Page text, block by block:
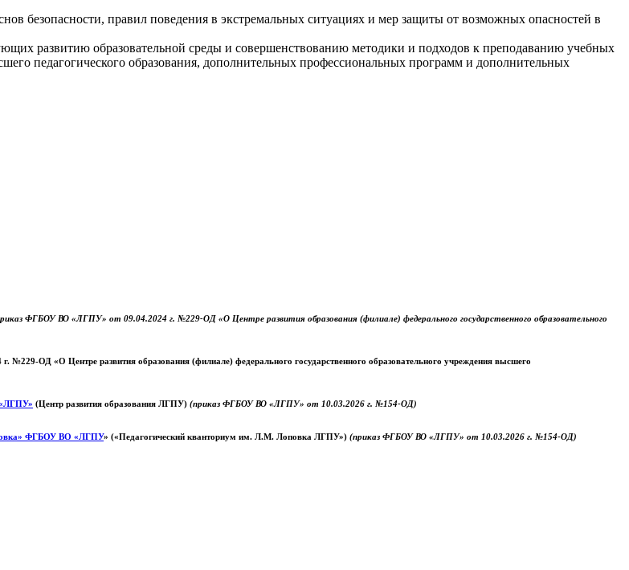
безопасности, правил поведения в экстремальных ситуациях и мер защиты от возможных опасностей в
развитию образовательной среды и совершенствованию методики и подходов к преподаванию учебных
педагогического образования, дополнительных профессиональных программ и дополнительных
ФГБОУ ВО «ЛГПУ» от 09.04.2024 г. №229-ОД «О Центре развития образования (филиале) федерального государственного образовательного
г. №229-ОД «О Центре развития образования (филиале) федерального государственного образовательного учреждения высшего
«ЛГПУ» (Центр развития образования ЛГПУ) (приказ ФГБОУ ВО «ЛГПУ» от 10.03.2026 г. №154-ОД)
ФГБОУ ВО «ЛГПУ» («Педагогический кванториум им. Л.М. Лоповка ЛГПУ») (приказ ФГБОУ ВО «ЛГПУ» от 10.03.2026 г. №154-ОД)